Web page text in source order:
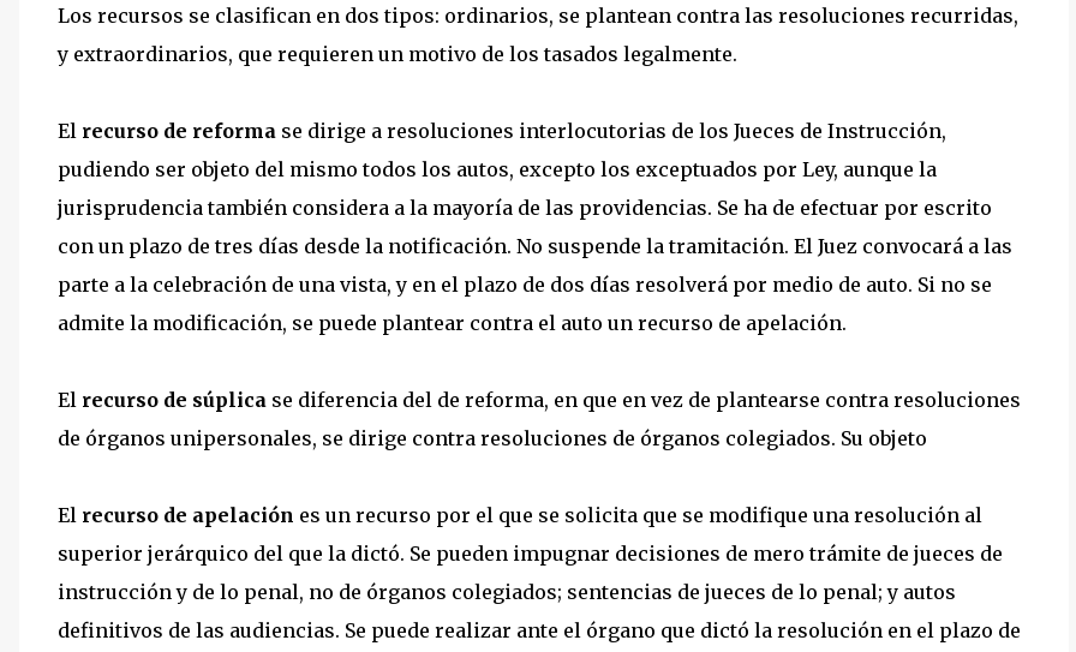
Los recursos se clasifican en dos tipos: ordinarios, se plantean contra las resoluciones recurridas,
y extraordinarios, que requieren un motivo de los tasados legalmente.
El recurso de reforma se dirige a resoluciones interlocutorias de los Jueces de Instrucción,
pudiendo ser objeto del mismo todos los autos, excepto los exceptuados por Ley, aunque la
jurisprudencia también considera a la mayoría de las providencias. Se ha de efectuar por escrito
con un plazo de tres días desde la notificación. No suspende la tramitación. El Juez convocará a las
parte a la celebración de una vista, y en el plazo de dos días resolverá por medio de auto. Si no se
admite la modificación, se puede plantear contra el auto un recurso de apelación.
El recurso de súplica se diferencia del de reforma, en que en vez de plantearse contra resoluciones
de órganos unipersonales, se dirige contra resoluciones de órganos colegiados. Su objeto
El recurso de apelación es un recurso por el que se solicita que se modifique una resolución al
superior jerárquico del que la dictó. Se pueden impugnar decisiones de mero trámite de jueces de
instrucción y de lo penal, no de órganos colegiados; sentencias de jueces de lo penal; y autos
definitivos de las audiencias. Se puede realizar ante el órgano que dictó la resolución en el plazo de